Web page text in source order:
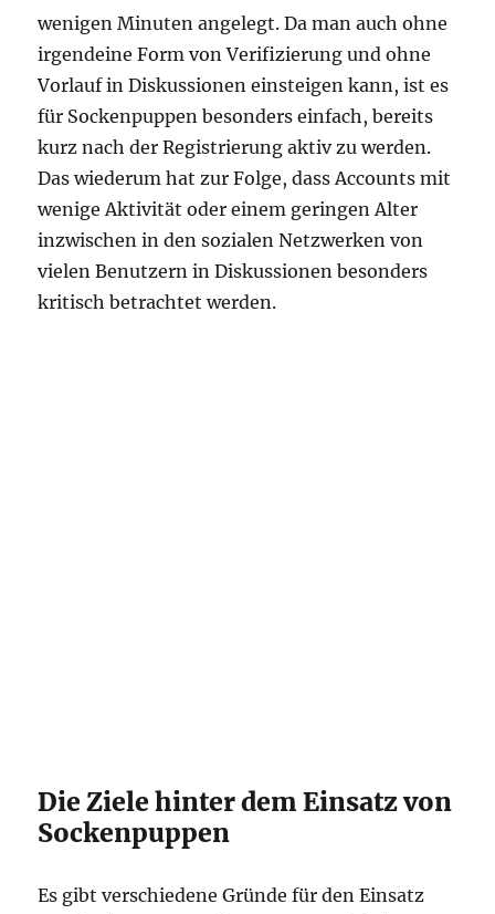
wenigen Minuten angelegt. Da man auch ohne
irgendeine Form von Verifizierung und ohne
Vorlauf in Diskussionen einsteigen kann, ist es
für Sockenpuppen besonders einfach, bereits
kurz nach der Registrierung aktiv zu werden.
Das wiederum hat zur Folge, dass Accounts mit
wenige Aktivität oder einem geringen Alter
inzwischen in den sozialen Netzwerken von
vielen Benutzern in Diskussionen besonders
kritisch betrachtet werden.
Die Ziele hinter dem Einsatz von
Sockenpuppen
Es gibt verschiedene Gründe für den Einsatz